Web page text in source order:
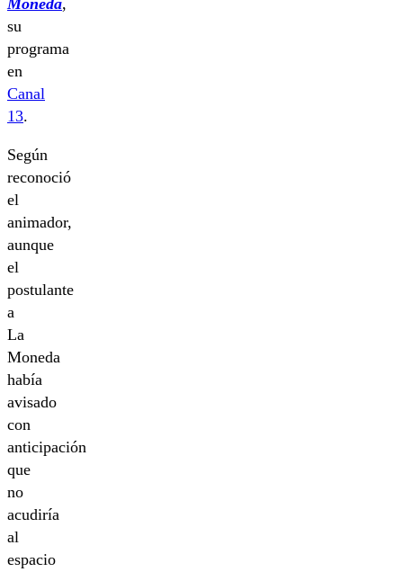
Moneda,
su
programa
en
Canal
13.
Según
reconoció
el
animador,
aunque
el
postulante
a
La
Moneda
había
avisado
con
anticipación
que
no
acudiría
al
espacio